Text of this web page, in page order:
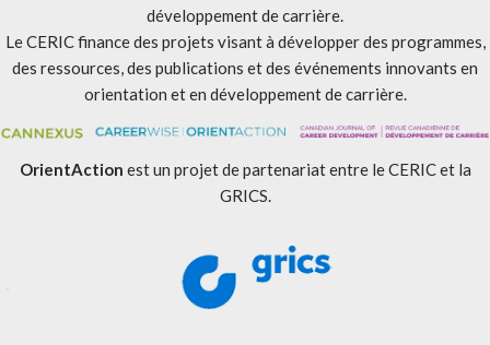
développement de carrière.
Le CERIC finance des projets visant à développer des programmes,
des ressources, des publications et des événements innovants en
orientation et en développement de carrière.
OrientAction est un projet de partenariat entre le CERIC et la
GRICS.